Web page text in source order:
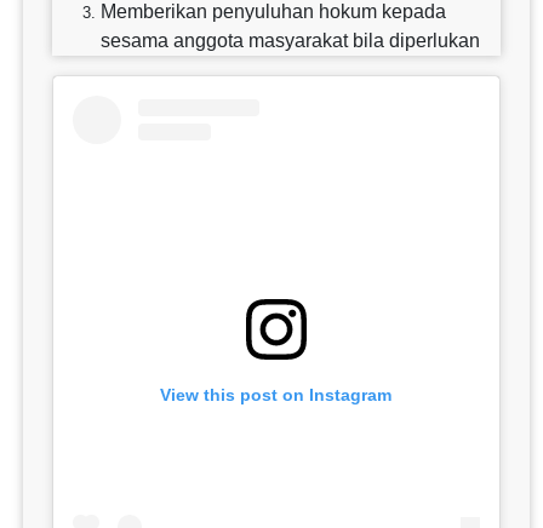
Memberikan penyuluhan hokum kepada
sesama anggota masyarakat bila diperlukan
View this post on Instagram